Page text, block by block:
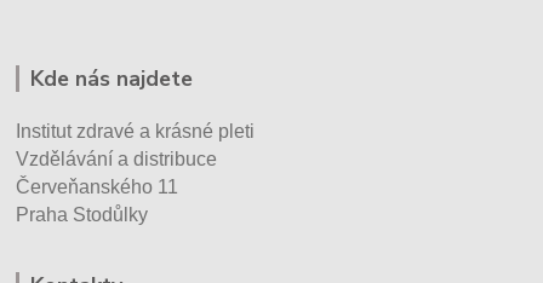
Kde nás najdete
Institut zdravé a krásné pleti
Vzdělávání a distribuce
Červeňanského 11
Praha Stodůlky